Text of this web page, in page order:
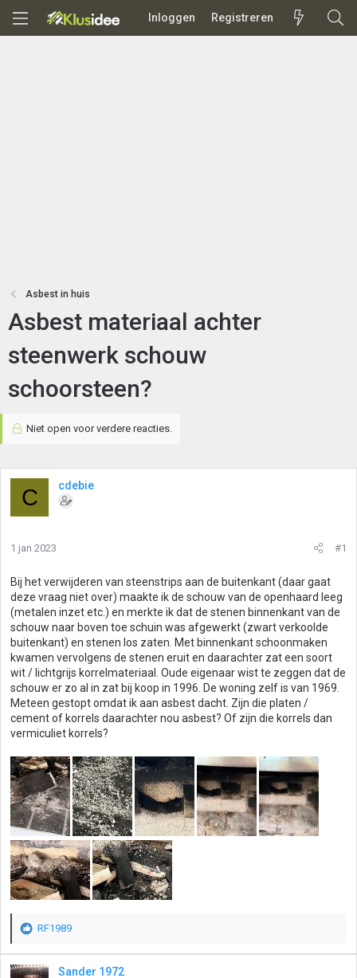
Inloggen Registreren
Asbest in huis
Asbest materiaal achter
steenwerk schouw
schoorsteen?
Niet open voor verdere reacties.
C cdebie
1 jan 2023 #1
Bij het verwijderen van steenstrips aan de buitenkant (daar gaat
deze vraag niet over) maakte ik de schouw van de openhaard leeg
(metalen inzet etc.) en merkte ik dat de stenen binnenkant van de
schouw naar boven toe schuin was afgewerkt (zwart verkoolde
buitenkant) en stenen los zaten. Met binnenkant schoonmaken
kwamen vervolgens de stenen eruit en daarachter zat een soort
wit / lichtgrijs korrelmateriaal. Oude eigenaar wist te zeggen dat de
schouw er zo al in zat bij koop in 1996. De woning zelf is van 1969.
Meteen gestopt omdat ik aan asbest dacht. Zijn die platen /
cement of korrels daarachter nou asbest? Of zijn die korrels dan
vermiculiet korrels?
W
a
RF1989
Sander 1972